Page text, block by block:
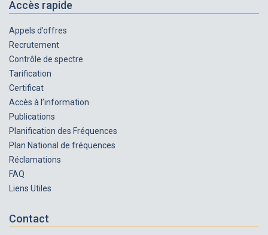
Accès rapide
Appels d’offres
Recrutement
Contrôle de spectre
Tarification
Certificat
Accès à l’information
Publications
Planification des Fréquences
Plan National de fréquences
Réclamations
FAQ
Liens Utiles
Contact